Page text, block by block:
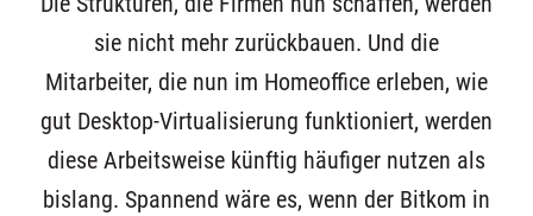
sie nicht mehr zurückbauen. Und die
Mitarbeiter, die nun im Homeoffice erleben, wie
gut Desktop-Virtualisierung funktioniert, werden
diese Arbeitsweise künftig häufiger nutzen als
bislang. Spannend wäre es, wenn der Bitkom in